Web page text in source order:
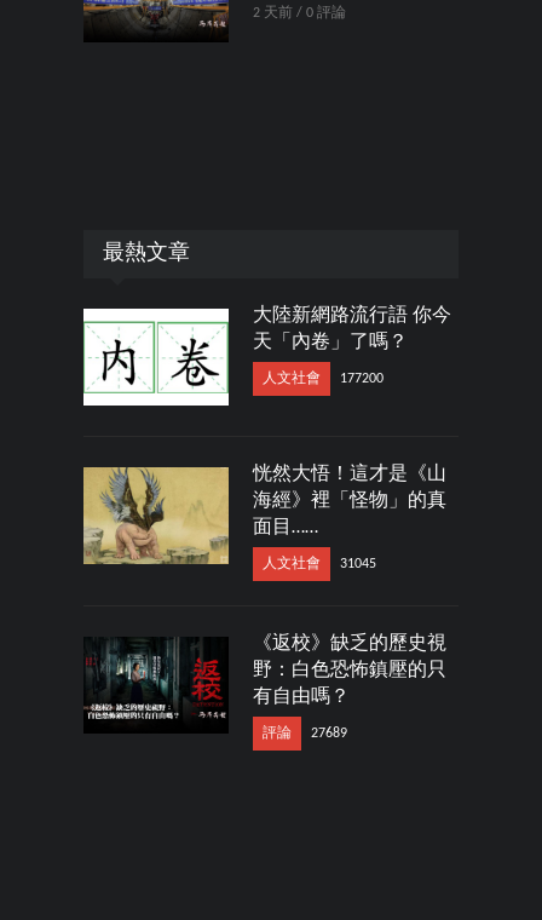
2 天前 / 0 評論
最熱文章
大陸新網路流行語 你今
天「內卷」了嗎？
人文社會 177200
恍然大悟！這才是《山
海經》裡「怪物」的真
面目……
人文社會 31045
《返校》缺乏的歷史視
野：白色恐怖鎮壓的只
有自由嗎？
評論 27689